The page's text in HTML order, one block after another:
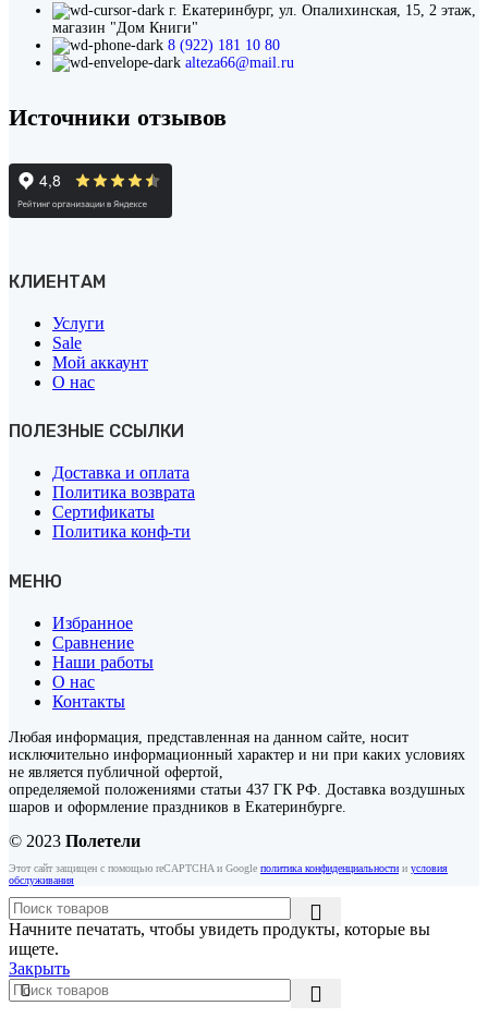
г. Екатеринбург, ул. Опалихинская, 15, 2 этаж,
магазин "Дом Книги"
8 (922) 181 10 80
alteza66@mail.ru
Источники отзывов
КЛИЕНТАМ
Услуги
Sale
Мой аккаунт
О нас
ПОЛЕЗНЫЕ ССЫЛКИ
Доставка и оплата
Политика возврата
Сертификаты
Политика конф-ти
МЕНЮ
Избранное
Сравнение
Наши работы
О нас
Контакты
Любая информация, представленная на данном сайте, носит
исключительно информационный характер и ни при каких условиях
не является публичной офертой,
определяемой положениями статьи 437 ГК РФ. Доставка воздушных
шаров и оформление праздников в Екатеринбурге.
© 2023 Полетели
Этот сайт защищен с помощью reCAPTCHA и Google политика конфиденциальности и условия
обслуживания
Начните печатать, чтобы увидеть продукты, которые вы
ищете.
Закрыть